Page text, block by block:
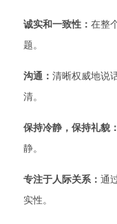
诚实和一致性： 在整
题。
沟通： 清晰权威地说
清。
保持冷静，保持礼貌：
静。
专注于人际关系： 通
实性。